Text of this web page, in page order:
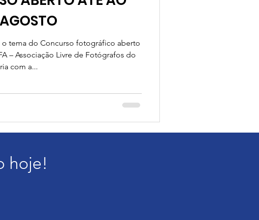
o tema do Concurso fotográfico aberto
– Associação Livre de Fotógrafos do
com a...
hoje!